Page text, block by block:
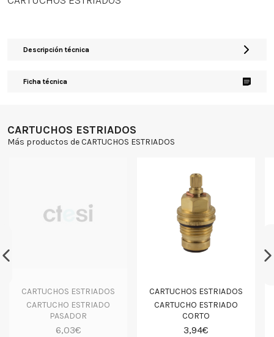
Descripción técnica
Ficha técnica
CARTUCHOS ESTRIADOS
Más productos de CARTUCHOS ESTRIADOS
CARTUCHOS ESTRIADOS
CARTUCHO ESTRIADO
PASADOR
6,03€
CARTUCHOS ESTRIADOS
CARTUCHO ESTRIADO
CORTO
3,94€